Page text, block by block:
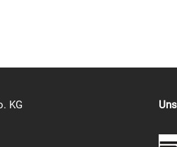
KG